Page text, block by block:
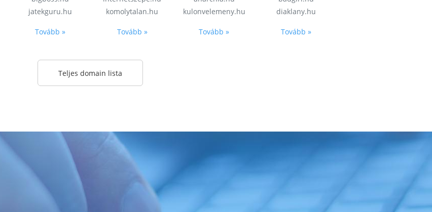
jatekguru.hu
Tovább »
komolytalan.hu
Tovább »
kulonvelemeny.hu
Tovább »
diaklany.hu
Tovább »
Teljes domain lista